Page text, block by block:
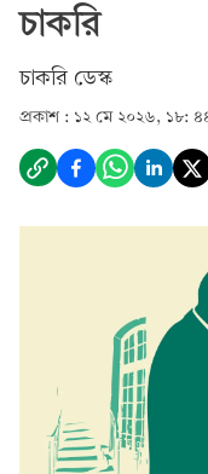
চাকরি
চাকরি ডেস্ক
প্রকাশ : ১২ মে ২০২৬, ১৮: